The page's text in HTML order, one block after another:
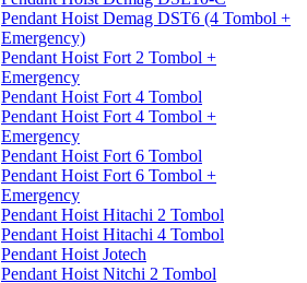
Pendant Hoist Demag DST6 (4 Tombol +
Emergency)
Pendant Hoist Fort 2 Tombol +
Emergency
Pendant Hoist Fort 4 Tombol
Pendant Hoist Fort 4 Tombol +
Emergency
Pendant Hoist Fort 6 Tombol
Pendant Hoist Fort 6 Tombol +
Emergency
Pendant Hoist Hitachi 2 Tombol
Pendant Hoist Hitachi 4 Tombol
Pendant Hoist Jotech
Pendant Hoist Nitchi 2 Tombol